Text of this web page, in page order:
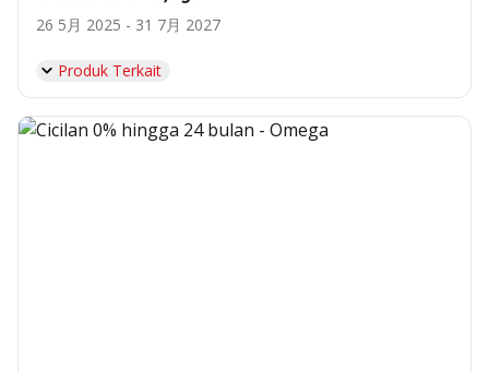
26 5月 2025 - 31 7月 2027
Produk Terkait